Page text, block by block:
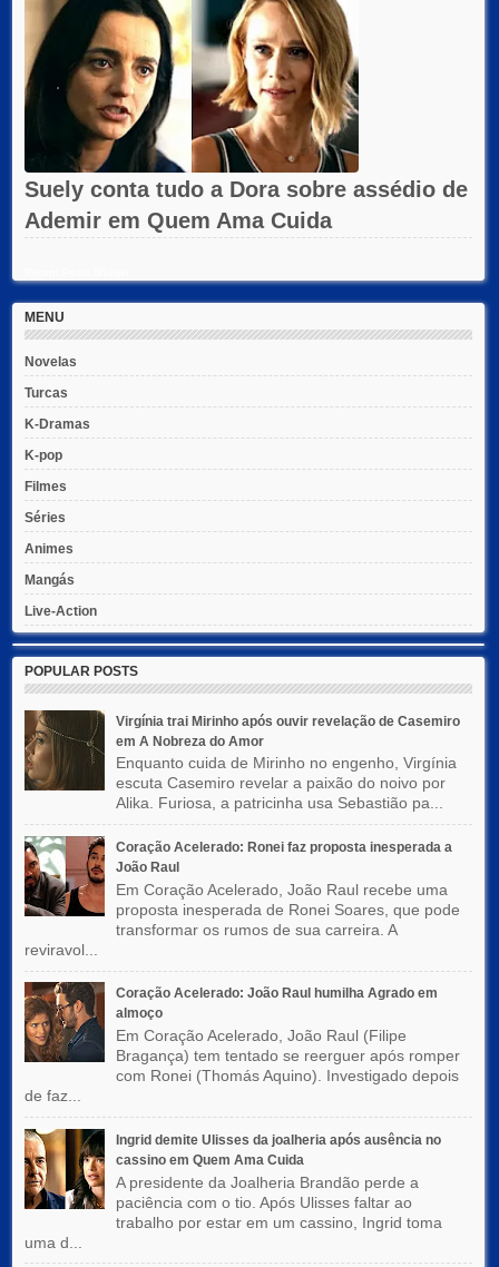
Suely conta tudo a Dora sobre assédio de
Ademir em Quem Ama Cuida
MENU
Novelas
Turcas
K-Dramas
K-pop
Filmes
Séries
Animes
Mangás
Live-Action
POPULAR POSTS
Virgínia trai Mirinho após ouvir revelação de Casemiro
em A Nobreza do Amor
Enquanto cuida de Mirinho no engenho, Virgínia
escuta Casemiro revelar a paixão do noivo por
Alika. Furiosa, a patricinha usa Sebastião pa...
Coração Acelerado: Ronei faz proposta inesperada a
João Raul
Em Coração Acelerado, João Raul recebe uma
proposta inesperada de Ronei Soares, que pode
transformar os rumos de sua carreira. A
reviravol...
Coração Acelerado: João Raul humilha Agrado em
almoço
Em Coração Acelerado, João Raul (Filipe
Bragança) tem tentado se reerguer após romper
com Ronei (Thomás Aquino). Investigado depois
de faz...
Ingrid demite Ulisses da joalheria após ausência no
cassino em Quem Ama Cuida
A presidente da Joalheria Brandão perde a
paciência com o tio. Após Ulisses faltar ao
trabalho por estar em um cassino, Ingrid toma
uma d...